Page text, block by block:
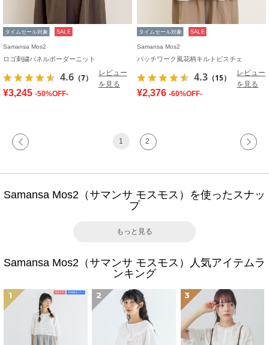
タイムセール対象 SALE
Samansa Mos2
ロゴ刺繍パネルボーダーニット
4.6 （7）
レビュー
を見る
¥3,245 -50%OFF-
タイムセール対象 SALE
Samansa Mos2
パッチワーク風花柄キルトビスチェ
4.3 （15）
レビュー
を見る
¥2,376 -60%OFF-
1 2
Samansa Mos2（サマンサ モスモス）を使ったスナッ
プ
もっと見る
Samansa Mos2（サマンサ モスモス）人気アイテムラ
ンキング
1 2 3